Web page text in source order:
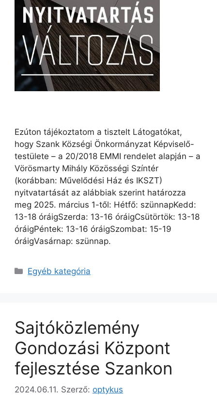
Ezúton tájékoztatom a tisztelt Látogatókat,
hogy Szank Községi Önkormányzat Képviselő-
testülete – a 20/2018 EMMI rendelet alapján – a
Vörösmarty Mihály Közösségi Színtér
(korábban: Művelődési Ház és IKSZT)
nyitvatartását az alábbiak szerint határozza
meg 2025. március 1-től: Hétfő: szünnapKedd:
13-18 óráigSzerda: 13-16 óráigCsütörtök: 13-18
óráigPéntek: 13-16 óráigSzombat: 15-19
óráigVasárnap: szünnap.
Egyéb kategória
Sajtóközlemény
Gondozási Központ
fejlesztése Szankon
2024.06.11. Szerző: optykus